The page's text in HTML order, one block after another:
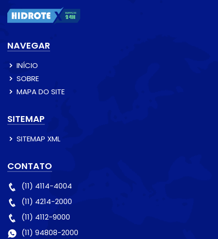
NAVEGAR
INÍCIO
SOBRE
MAPA DO SITE
SITEMAP
SITEMAP XML
CONTATO
(11) 4114-4004
(11) 4214-2000
(11) 4112-9000
(11) 94808-2000